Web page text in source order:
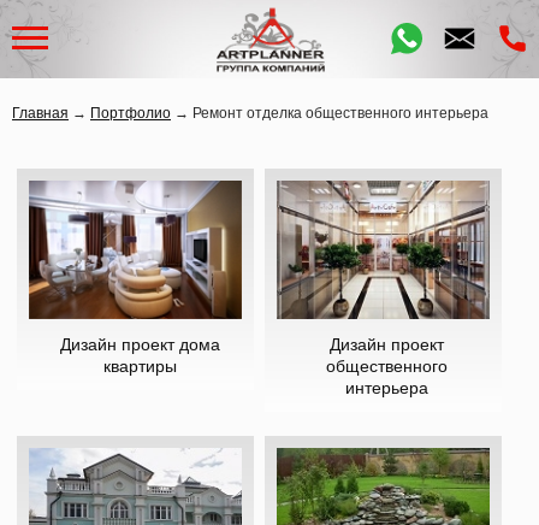
Главная → Портфолио → Ремонт отделка общественного интерьера
Дизайн проект дома
квартиры
Дизайн проект
общественного
интерьера